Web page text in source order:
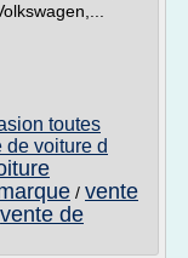
toutes
de voiture d
/ vente
vente de